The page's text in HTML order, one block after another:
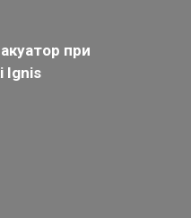
при
Ignis